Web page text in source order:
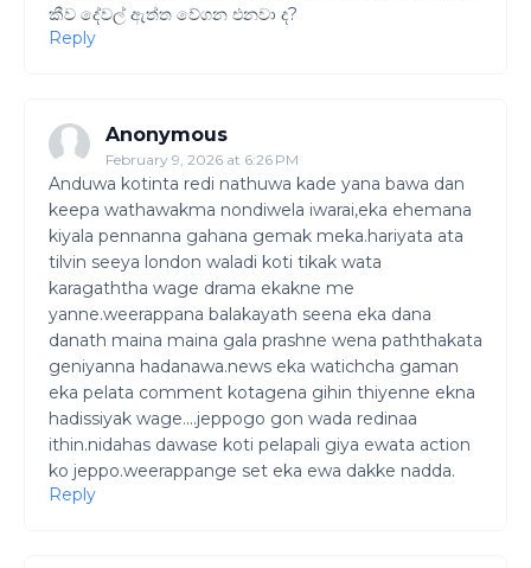
කීව දේවල් ඇත්ත වේගන එනවා ද?
Reply
Anonymous
February 9, 2026 at 6:26 PM
Anduwa kotinta redi nathuwa kade yana bawa dan
keepa wathawakma nondiwela iwarai,eka ehemana
kiyala pennanna gahana gemak meka.hariyata ata
tilvin seeya london waladi koti tikak wata
karagaththa wage drama ekakne me
yanne.weerappana balakayath seena eka dana
danath maina maina gala prashne wena paththakata
geniyanna hadanawa.news eka watichcha gaman
eka pelata comment kotagena gihin thiyenne ekna
hadissiyak wage....jeppogo gon wada redinaa
ithin.nidahas dawase koti pelapali giya ewata action
ko jeppo.weerappange set eka ewa dakke nadda.
Reply